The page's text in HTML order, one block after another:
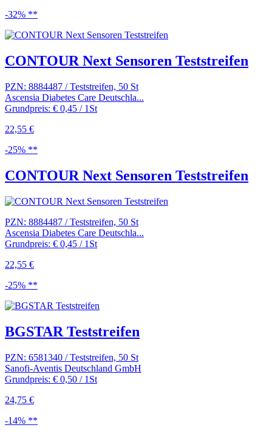
-32% **
CONTOUR Next Sensoren Teststreifen
PZN: 8884487 / Teststreifen, 50 St
Ascensia Diabetes Care Deutschla...
Grundpreis: € 0,45 / 1St
22,55 €
-25% **
CONTOUR Next Sensoren Teststreifen
PZN: 8884487 / Teststreifen, 50 St
Ascensia Diabetes Care Deutschla...
Grundpreis: € 0,45 / 1St
22,55 €
-25% **
BGSTAR Teststreifen
PZN: 6581340 / Teststreifen, 50 St
Sanofi-Aventis Deutschland GmbH
Grundpreis: € 0,50 / 1St
24,75 €
-14% **